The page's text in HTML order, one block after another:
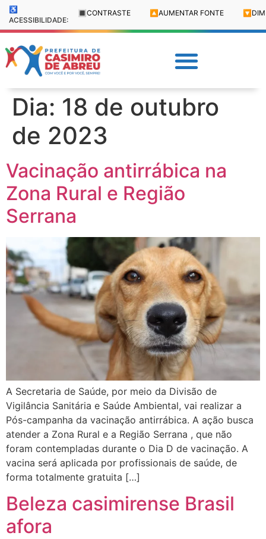
♿
ACESSIBILIDADE:
🔳 CONTRASTE 🔼 AUMENTAR FONTE 🔽
Dia: 18 de outubro
de 2023
Vacinação antirrábica na
Zona Rural e Região
Serrana
A Secretaria de Saúde, por meio da Divisão de
Vigilância Sanitária e Saúde Ambiental, vai realizar a
Pós-campanha da vacinação antirrábica. A ação busca
atender a Zona Rural e a Região Serrana , que não
foram contempladas durante o Dia D de vacinação. A
vacina será aplicada por profissionais de saúde, de
forma totalmente gratuita […]
Beleza casimirense Brasil
afora